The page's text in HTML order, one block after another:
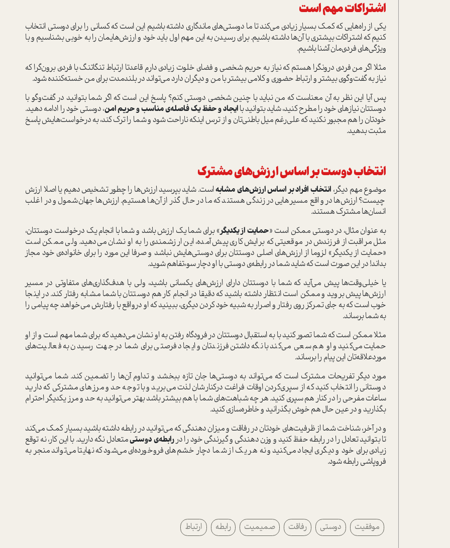
اشتراکات مهم است
یکی از راه‌هایی که کمک بسیار زیادی می‌کند تا ما دوستی‌های ماندگاری داشته باشیم این است که کسانی را برای دوستی انتخاب
کنیم که اشتراکات بیشتری با آن‌ها داشته باشیم. برای رسیدن به این مهم اول باید خود و ارزش‌هایمان را به خوبی بشناسیم و با
ویژگی‌های فردی‌مان آشنا باشیم.
مثلا اگر من فردی درونگرا هستم که نیاز به حریم شخصی و فضای خلوت زیادی دارم قاعدتا ارتباط تنگاتنگ با فردی برون‌گرا که
نیاز به گفت‌وگوی بیشتر و ارتباط حضوری و کلامی بیشتر با من و دیگران دارد می‌تواند در بلند‌مدت برای من خسته‌کننده شود.
پس آیا این نظر به آن معناست که من نباید با چنین شخصی دوستی کنم؟ پاسخ این است که اگر شما بتوانید در گفت‌وگو با
دوستتان نیاز‌های خود را مطرح کنید، شاید بتوانید باایجاد و حفظ یک فاصله‌ی مناسب و حریم امن، دوستی خود را ادامه دهید.
خودتان را هم مجبور نکنید که علی‌رغم میل باطنی‌تان و از ترس اینکه ناراحت شود و شما را ترک کند، به درخواست‌هایش پاسخ
مثبت بدهید.
انتخاب دوست بر اساس ارزش‌های مشترک
موضوع مهم دیگر، انتخاب افراد بر اساس ارزش‌های مشابهاست. شاید بپرسید ارزش‌ها را چطور تشخیص دهیم یا اصلا ارزش
چیست؟ ارزش‌ها در واقع مسیر‌هایی در زندگی هستند که ما در حال گذر از آن‌ها هستیم. ارزش‌ها جهان‌شمول و در اغلب
انسان‌ها مشترک هستند.
به عنوان مثال، در دوستی ممکن است «حمایت از یکدیگر» برای شما یک ارزش باشد و شما با انجام یک درخواست دوستتان،
مثل مراقبت از فرزندش در موقعیتی که برایش کاری پیش آمده، این ارزشمندی را به او نشان می‌دهید. ولی ممکن است
«حمایت از یکدیگر» لزوما از ارزش‌های اصلی دوستتان برای دوستی‌هایش نباشد و صرفا این مورد را برای خانواده‌ی خود مجاز
بداند! در این صورت است که شاید شما در رابطه‌ی دوستی با او دچار سوءتفاهم شوید.
یا خیلی‌وقت‌ها پیش می‌آید که شما با دوستتان دارای ارزش‌های یکسانی باشید، ولی با هدف‌گذاری‌های متفاوتی در مسیر
ارزش‌ها پیش بروید و ممکن است انتظار داشته باشید که دقیقا در انجام کار هم دوستتان با شما مشابه رفتار کند. در اینجا
خوب است که به جای تمرکز روی رفتار و اصرار به شبیه خود کردن دیگری، ببینید که او درواقع با رفتارش می‌خواهد چه پیامی را
به شما برساند.
مثلا ممکن است که شما تصور کنید با به استقبال دوستتان در فرودگاه رفتن به او نشان می‌دهید که برای شما مهم است و از او
حمایت می‌کنید و او هم سعی می‌کند با نگه‌داشتن فرزندتان و ایجاد فرصتی برای شما در جهت رسیدن به فعالیت‌های
مورد‌علاقه‌تان این پیام را برساند.
مورد دیگر تفریحات مشترک است که می‌تواند به دوستی‌ها جان تازه ببخشد و تداوم آن‌ها را تضمین کند. شما می‌توانید
دوستانی را انتخاب کنید که از سپری‌کردن اوقات فراغت درکنارشان لذت می‌برید و با توجه حد و مرز‌های مشترکی که دارید
ساعات مفرحی را در کنار هم سپری کنید. هر چه شباهت‌های شما با هم بیشتر باشد بهتر می‌توانید به حد و مرز یکدیگر احترام
بگذارید و در عین حال هم خوش بگذرانید و خاطره‌سازی کنید.
و در آخر، شناخت شما از ظرفیت‌های خودتان در رفاقت و میزان دهندگی که می‌توانید در رابطه داشته باشید بسیار کمک می‌کند
تا بتوانید تعادل را در رابطه حفظ کنید و وزن دهندگی و گیرندگی خود را دررابطه‌ی دوستیمتعادل نگه دارید. با این کار، نه توقع
زیادی برای خود و دیگری ایجاد می‌کنید و نه هر یک از شما دچار خشم‌های فروخورده‌ای می‌شود که نهایتا می‌تواند منجر به
فروپاشی رابطه شود.
موفقیت دوستی رفاقت صمیمیت رابطه ارتباط